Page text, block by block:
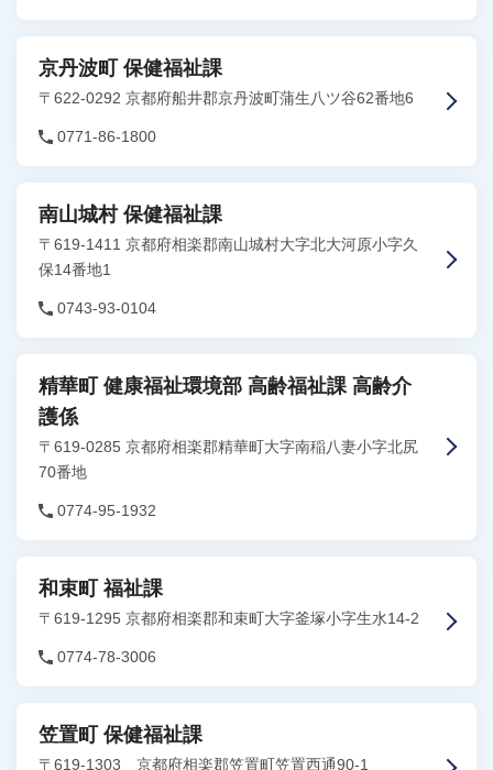
京丹波町 保健福祉課
〒622-0292 京都府船井郡京丹波町蒲生八ツ谷62番地6
0771-86-1800
南山城村 保健福祉課
〒619-1411 京都府相楽郡南山城村大字北大河原小字久
保14番地1
0743-93-0104
精華町 健康福祉環境部 高齢福祉課 高齢介
護係
〒619-0285 京都府相楽郡精華町大字南稲八妻小字北尻
70番地
0774-95-1932
和束町 福祉課
〒619-1295 京都府相楽郡和束町大字釜塚小字生水14-2
0774-78-3006
笠置町 保健福祉課
〒619-1303 京都府相楽郡笠置町笠置西通90-1